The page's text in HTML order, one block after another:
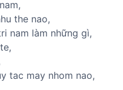
the nao,
nam làm những gì,
tac may nhom nao,